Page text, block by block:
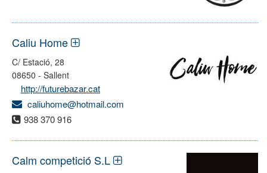
Caliu Home
C/ Estació, 28
08650 - Sallent
http://futurebazar.cat
caliuhome@hotmail.com
938 370 916
Calm competició S.L